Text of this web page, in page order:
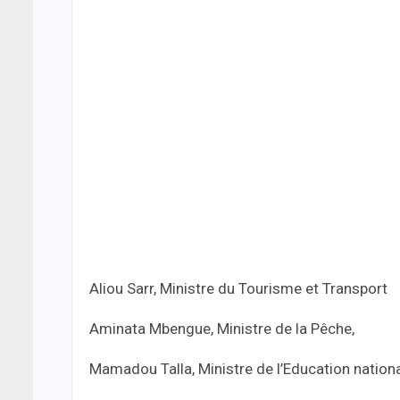
Aliou Sarr, Ministre du Tourisme et Transport
Aminata Mbengue, Ministre de la Pêche,
Mamadou Talla, Ministre de l’Education